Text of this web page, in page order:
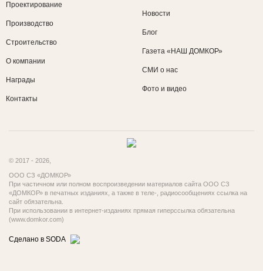
Проектирование
Производство
Строительство
О компании
Награды
Контакты
Новости
Блог
Газета «НАШ ДОМКОР»
СМИ о нас
Фото и видео
© 2017 - 2026,
ООО СЗ «ДОМКОР»
При частичном или полном воспроизведении материалов сайта ООО СЗ
«ДОМКОР» в печатных изданиях, а также в теле-, радиосообщениях ссылка на
сайт обязательна.
При использовании в интернет-изданиях прямая гиперссылка обязательна
(www.domkor.com)
Сделано в SODA